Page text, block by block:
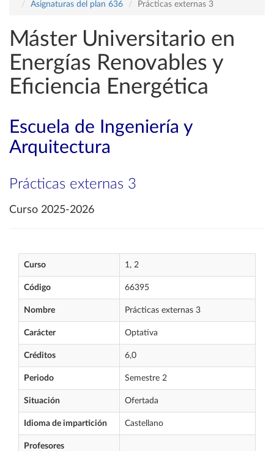
Asignaturas del plan 636 Prácticas externas 3
Máster Universitario en
Energías Renovables y
Eficiencia Energética
Escuela de Ingeniería y
Arquitectura
Prácticas externas 3
Curso 2025-2026
Curso 1, 2
Código 66395
Nombre Prácticas externas 3
Carácter Optativa
Créditos 6,0
Periodo Semestre 2
Situación Ofertada
Idioma de impartición Castellano
Profesores